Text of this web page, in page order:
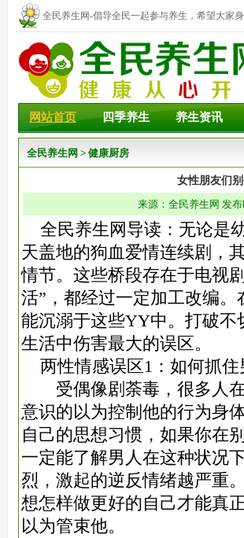
全民养生网-倡导全民一起参与养生，希望大家
幸福！
网站首页 四季养生 养生资讯
全民养生网 > 健康厨房
女性朋友们
来源：全民养生网 发
全民养生网导读：无论是
天盖地的狗血爱情连续剧，
情节。这些桥段存在于电视
活”，都经过一定加工改编
能沉溺于这些YY中。打破不
生活中伤害最大的误区。
两性情感误区1：如何抓住
受偶像剧荼毒，很多人在
意识的以为控制他的行为身
自己的思想习惯，如果你在
一定能了解男人在这种状况
烈，激起的逆反情绪越严重
想怎样做更好的自己才能真
以为管束他。